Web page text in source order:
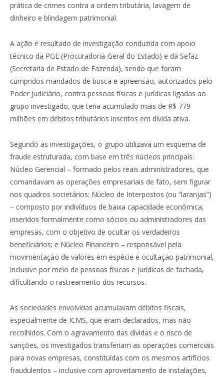
prática de crimes contra a ordem tributária, lavagem de
dinheiro e blindagem patrimonial.
A ação é resultado de investigação conduzida com apoio
técnico da PGE (Procuradoria-Geral do Estado) e da Sefaz
(Secretaria de Estado de Fazenda), sendo que foram
cumpridos mandados de busca e apreensão, autorizados pelo
Poder Judiciário, contra pessoas físicas e jurídicas ligadas ao
grupo investigado, que teria acumulado mais de R$ 779
milhões em débitos tributários inscritos em dívida ativa.
Segundo as investigações, o grupo utilizava um esquema de
fraude estruturada, com base em três núcleos principais:
Núcleo Gerencial – formado pelos reais administradores, que
comandavam as operações empresariais de fato, sem figurar
nos quadros societários; Núcleo de Interpostos (ou “laranjas”)
– composto por indivíduos de baixa capacidade econômica,
inseridos formalmente como sócios ou administradores das
empresas, com o objetivo de ocultar os verdadeiros
beneficiários; e Núcleo Financeiro – responsável pela
movimentação de valores em espécie e ocultação patrimonial,
inclusive por meio de pessoas físicas e jurídicas de fachada,
dificultando o rastreamento dos recursos.
As sociedades envolvidas acumulavam débitos fiscais,
especialmente de ICMS, que eram declarados, mas não
recolhidos. Com o agravamento das dívidas e o risco de
sanções, os investigados transferiam as operações comerciais
para novas empresas, constituídas com os mesmos artifícios
fraudulentos – inclusive com aproveitamento de instalações,